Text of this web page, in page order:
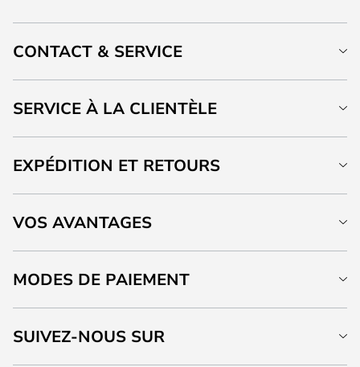
CONTACT & SERVICE
SERVICE À LA CLIENTÈLE
EXPÉDITION ET RETOURS
VOS AVANTAGES
MODES DE PAIEMENT
SUIVEZ-NOUS SUR